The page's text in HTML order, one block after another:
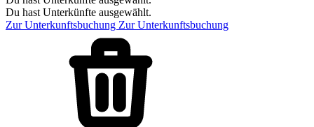
Du hast Unterkünfte ausgewählt.
Zur Unterkunftsbuchung Zur Unterkunftsbuchung